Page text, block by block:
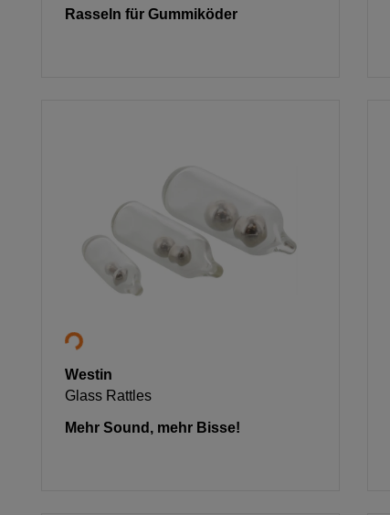
Rasseln für Gummiköder
Westin
Glass Rattles
Mehr Sound, mehr Bisse!